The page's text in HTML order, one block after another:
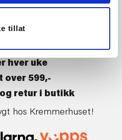
tillatBetaling og levering
hver uke
over 599,-
retur i butikk
hos Kremmerhuset!